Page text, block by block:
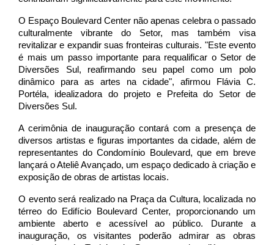
O Espaço Boulevard Center não apenas celebra o passado
culturalmente vibrante do Setor, mas também visa
revitalizar e expandir suas fronteiras culturais. "Este evento
é mais um passo importante para requalificar o Setor de
Diversões Sul, reafirmando seu papel como um polo
dinâmico para as artes na cidade", afirmou Flávia C.
Portéla, idealizadora do projeto e Prefeita do Setor de
Diversões Sul.
A cerimônia de inauguração contará com a presença de
diversos artistas e figuras importantes da cidade, além de
representantes do Condomínio Boulevard, que em breve
lançará o Ateliê Avançado, um espaço dedicado à criação e
exposição de obras de artistas locais.
O evento será realizado na Praça da Cultura, localizada no
térreo do Edifício Boulevard Center, proporcionando um
ambiente aberto e acessível ao público. Durante a
inauguração, os visitantes poderão admirar as obras